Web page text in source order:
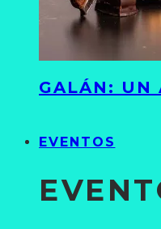
GALÁN: UN
EVENTOS